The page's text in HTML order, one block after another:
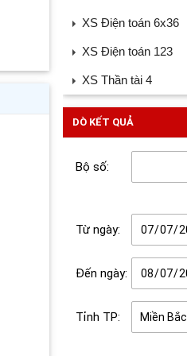
XS Điện toán 6x36
XS Điện toán 123
XS Thần tài 4
DÒ KẾT QUẢ
Bộ số:
Từ ngày:
Đến ngày:
Tỉnh TP: